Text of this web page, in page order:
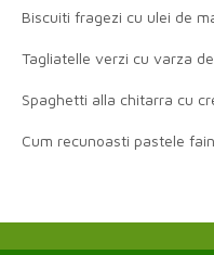
Biscuiti fragezi cu ulei de
Tagliatelle verzi cu varza
Spaghetti alla chitarra cu
Cum recunoasti pastele